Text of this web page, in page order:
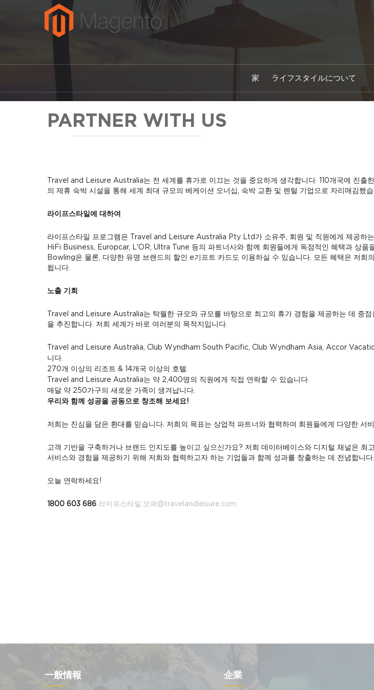
家 ライフスタイルについて
PARTNER WITH US
Travel and Leisure Australia는 전 세계를 휴가로 이끄는 것을 중요하게 생각합니다. 110개국에 진
의 제휴 숙박 시설을 통해 세계 최대 규모의 베케이션 오너십, 숙박 교환 및 렌털 기업으로 자리매김했습
라이프스타일에 대하여
라이프스타일 프로그램은 Travel and Leisure Australia Pty Ltd가 소유주, 회원 및 직원에게 제공하
HiFi Business, Europcar, L'OR, Ultra Tune 등의 파트너사와 함께 회원들에게 독점적인 혜택과
Bowling은 물론, 다양한 유명 브랜드의 할인 e기프트 카드도 이용하실 수 있습니다. 모든 혜택은
됩니다.
노출 기회
Travel and Leisure Australia는 탁월한 규모와 규모를 바탕으로 최고의 휴가 경험을 제공하는 데 중
을 추진합니다. 저희 세계가 바로 여러분의 목적지입니다.
Travel and Leisure Australia, Club Wyndham South Pacific, Club Wyndham Asia, Accor
니다.
270개 이상의 리조트 & 14개국 이상의 호텔.
Travel and Leisure Australia는 약 2,400명의 직원에게 직접 연락할 수 있습니다.
매달 약 250가구의 새로운 가족이 생겨납니다.
우리와 함께 성공을 공동으로 창조해 보세요!
저희는 진심을 담은 환대를 믿습니다. 저희의 목표는 상업적 파트너와 협력하여 회원들에게 다양한 서
고객 기반을 구축하거나 브랜드 인지도를 높이고 싶으신가요? 저희 데이터베이스와 디지털 채널은
서비스와 경험을 제공하기 위해 저희와 협력하고자 하는 기업들과 함께 성과를 창출하는 데 전념합니다.
오늘 연락하세요!
1800 603 686 라이프스타일.오퍼@travelandleisure.com
一般情報 企業